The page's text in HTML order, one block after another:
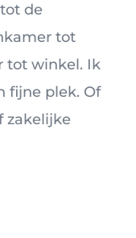
de
tot
tot winkel. Ik
fijne plek. Of
zakelijke